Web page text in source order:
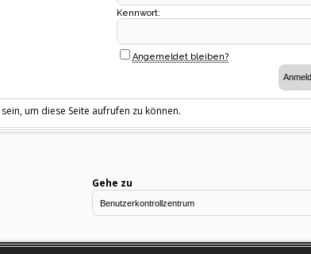
Kennwort:
Angemeldet bleiben?
sein, um diese Seite aufrufen zu können.
Gehe zu